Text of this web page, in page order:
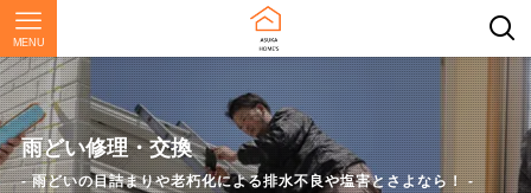
MENU
雨どい修理・交換
- 雨どいの目詰まりや老朽化による排水不良や塩害とさよなら！ -